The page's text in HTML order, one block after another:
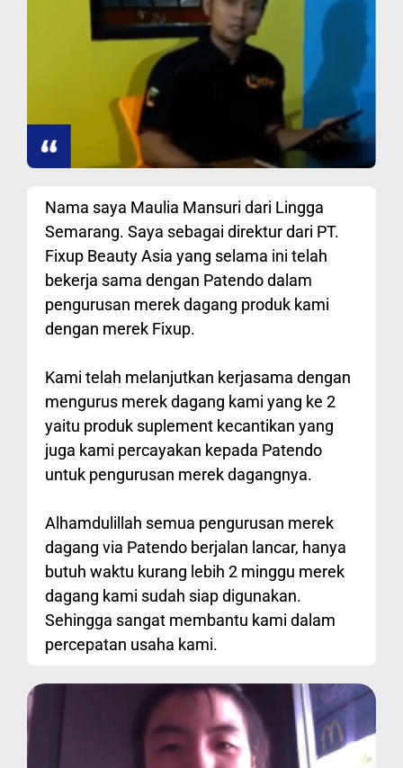
Nama saya Maulia Mansuri dari Lingga
Semarang. Saya sebagai direktur dari PT.
Fixup Beauty Asia yang selama ini telah
bekerja sama dengan Patendo dalam
pengurusan merek dagang produk kami
dengan merek Fixup.
Kami telah melanjutkan kerjasama dengan
mengurus merek dagang kami yang ke 2
yaitu produk suplement kecantikan yang
juga kami percayakan kepada Patendo
untuk pengurusan merek dagangnya.
Alhamdulillah semua pengurusan merek
dagang via Patendo berjalan lancar, hanya
butuh waktu kurang lebih 2 minggu merek
dagang kami sudah siap digunakan.
Sehingga sangat membantu kami dalam
percepatan usaha kami.